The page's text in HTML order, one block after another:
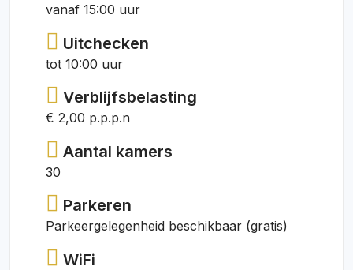
vanaf 15:00 uur
Uitchecken
tot 10:00 uur
Verblijfsbelasting
€ 2,00 p.p.p.n
Aantal kamers
30
Parkeren
Parkeergelegenheid beschikbaar (gratis)
WiFi